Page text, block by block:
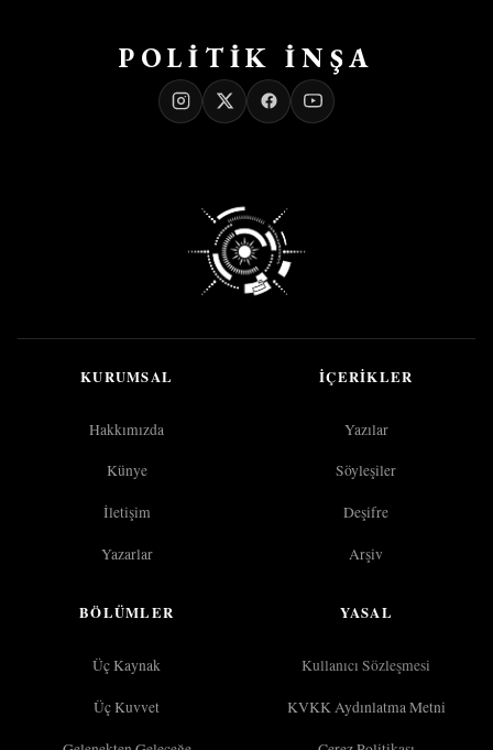
POLİTİK İNŞA
KURUMSAL
Hakkımızda
Künye
İletişim
Yazarlar
İÇERIKLER
Yazılar
Söyleşiler
Deşifre
Arşiv
BÖLÜMLER
Üç Kaynak
Üç Kuvvet
YASAL
Kullanıcı Sözleşmesi
KVKK Aydınlatma Metni